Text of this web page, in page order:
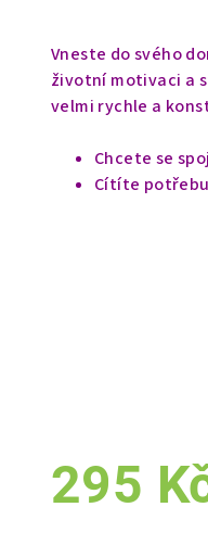
produktu
je
0,0
hvězdiček.
Vneste do svého
životní motivaci a
velmi rychle a
Chcete se
Cítíte
295